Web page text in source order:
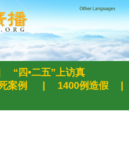
“四•二五”上访真
案例 1400例造假